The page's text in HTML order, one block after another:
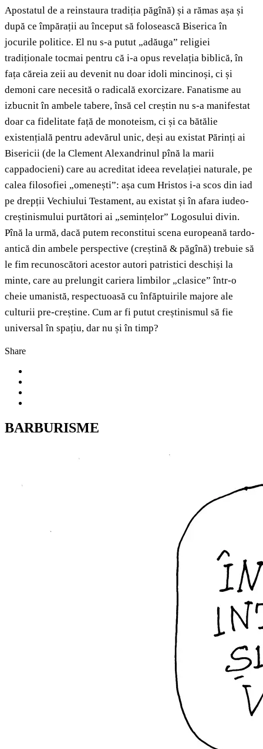
Apostatul de a reinstaura tradiția păgînă) și a rămas așa și
după ce împărații au început să folosească Biserica în
jocurile politice. El nu s-a putut „adăuga” religiei
tradiționale tocmai pentru că i-a opus revelația biblică, în
fața căreia zeii au devenit nu doar idoli mincinoși, ci și
demoni care necesită o radicală exorcizare. Fanatisme au
izbucnit în ambele tabere, însă cel creștin nu s-a manifestat
doar ca fidelitate față de monoteism, ci și ca bătălie
existențială pentru adevărul unic, deși au existat Părinți ai
Bisericii (de la Clement Alexandrinul pînă la marii
cappadocieni) care au acreditat ideea revelației naturale, pe
calea filosofiei „omenești”: așa cum Hristos i-a scos din iad
pe drepții Vechiului Testament, au existat și în afara iudeo-
creștinismului purtători ai „semințelor” Logosului divin.
Pînă la urmă, dacă putem reconstitui scena europeană tardo-
antică din ambele perspective (creștină & păgînă) trebuie să
le fim recunoscători acestor autori patristici deschiși la
minte, care au prelungit cariera limbilor „clasice” într-o
cheie umanistă, respectuoasă cu înfăptuirile majore ale
culturii pre-creștine. Cum ar fi putut creștinismul să fie
universal în spațiu, dar nu și în timp?
Share
BARBURISME